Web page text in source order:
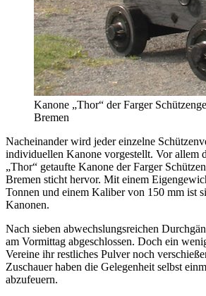
Kanone „Thor“ der Farger
Bremen
Nacheinander wird jeder einzelne
individuellen Kanone vorgestellt. Vor allem
„Thor“ getaufte Kanone der Farger
Bremen sticht hervor. Mit einem
Tonnen und einem Kaliber von 150 mm ist
Kanonen.
Nach sieben abwechslungsreichen
am Vormittag abgeschlossen. Doch ein
Vereine ihr restliches Pulver noch
Zuschauer haben die Gelegenheit selbst
abzufeuern.